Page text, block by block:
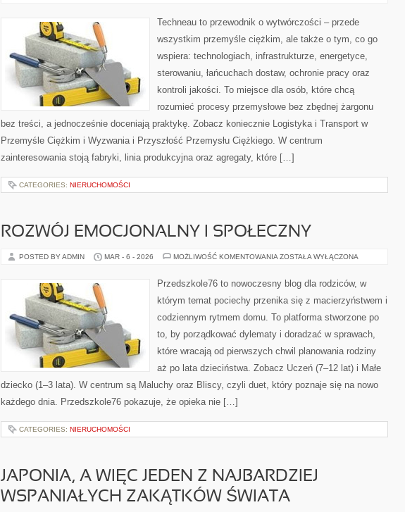
PRZEMYSŁU
Techneau to przewodnik o wytwórczości – przede
wszystkim przemyśle ciężkim, ale także o tym, co go
wspiera: technologiach, infrastrukturze, energetyce,
sterowaniu, łańcuchach dostaw, ochronie pracy oraz
kontroli jakości. To miejsce dla osób, które chcą
rozumieć procesy przemysłowe bez zbędnej żargonu
bez treści, a jednocześnie doceniają praktykę. Zobacz koniecznie Logistyka i Transport w
Przemyśle Ciężkim i Wyzwania i Przyszłość Przemysłu Ciężkiego. W centrum
zainteresowania stoją fabryki, linia produkcyjna oraz agregaty, które […]
CATEGORIES: NIERUCHOMOŚCI
ROZWÓJ EMOCJONALNY I SPOŁECZNY
POSTED BY ADMIN MAR - 6 - 2026 MOŻLIWOŚĆ KOMENTOWANIA ROZWÓJ
SPOŁECZNY
ZOSTAŁA WYŁĄCZONA
Przedszkole76 to nowoczesny blog dla rodziców, w
którym temat pociechy przenika się z macierzyństwem i
codziennym rytmem domu. To platforma stworzone po
to, by porządkować dylematy i doradzać w sprawach,
które wracają od pierwszych chwil planowania rodziny
aż po lata dzieciństwa. Zobacz Uczeń (7–12 lat) i Małe
dziecko (1–3 lata). W centrum są Maluchy oraz Bliscy, czyli duet, który poznaje się na nowo
każdego dnia. Przedszkole76 pokazuje, że opieka nie […]
CATEGORIES: NIERUCHOMOŚCI
JAPONIA, A WIĘC JEDEN Z NAJBARDZIEJ
WSPANIAŁYCH ZAKĄTKÓW ŚWIATA